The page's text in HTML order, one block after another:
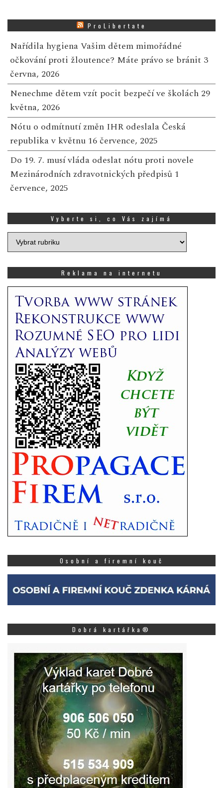
ProLibertate
Nařídila hygiena Vašim dětem mimořádné
očkování proti žloutence? Máte právo se bránit 3
června, 2026
Nenechme dětem vzít pocit bezpečí ve školách 29
května, 2026
Nótu o odmítnutí změn IHR odeslala Česká
republika v květnu 16 července, 2025
Do 19. 7. musí vláda odeslat nótu proti novele
Mezinárodních zdravotnických předpisů 1
července, 2025
Vyberte si, co Vás zajímá
Vyberte
si,
zajímá
Reklama na internetu
Osobní a firemní kouč
Dobrá kartářka®